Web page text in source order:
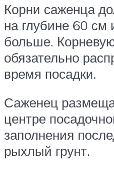
Корни саженца
на глубине 60 см
больше.
обязательно
время посадки.
Саженец
центре
заполнения
рыхлый грунт.